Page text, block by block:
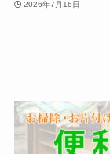
2026年7月16日